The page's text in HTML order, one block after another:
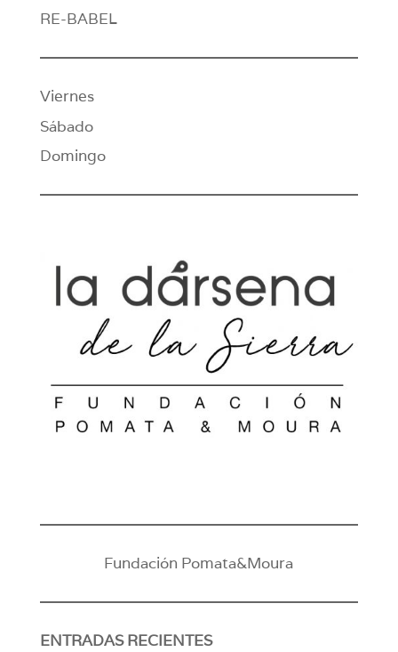
RE-BABEL
Viernes
Sábado
Domingo
Fundación Pomata&Moura
ENTRADAS RECIENTES